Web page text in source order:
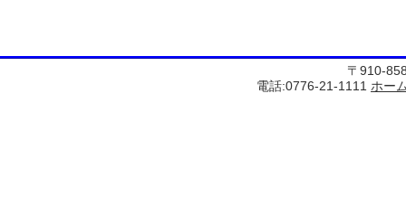
〒910-
電話:0776-21-1111 ホー